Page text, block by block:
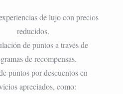
de lujo con precios
reducidos.
de puntos a través de
de recompensas.
puntos por descuentos en
apreciados, como: